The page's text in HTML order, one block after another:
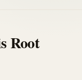
Root